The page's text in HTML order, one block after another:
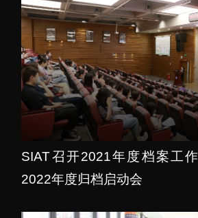
中欧
究中
SIAT召开2021年度档案工
2022年度归档启动会